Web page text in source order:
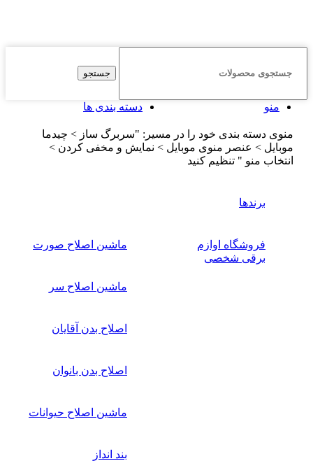
جستجو
منو دسته بندی ها
منوی دسته بندی خود را در مسیر: "سربرگ ساز > چیدما
موبایل > عنصر منوی موبایل > نمایش و مخفی کردن >
انتخاب منو " تنظیم کنید
برندها
فروشگاه اوازم
برقی شخصی
ماشین اصلاح صورت
ماشین اصلاح سر
اصلاح بدن آقایان
اصلاح بدن بانوان
ماشین اصلاح حیوانات
بند انداز